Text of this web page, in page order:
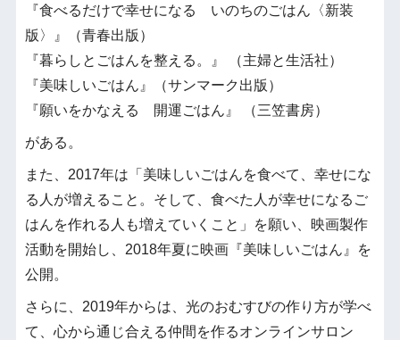
『食べるだけで幸せになる いのちのごはん〈新装
版〉』（青春出版）
『暮らしとごはんを整える。』 （主婦と生活社）
『美味しいごはん』（サンマーク出版）
『願いをかなえる 開運ごはん』 （三笠書房）
がある。
また、2017年は「美味しいごはんを食べて、幸せにな
る人が増えること。そして、食べた人が幸せになるご
はんを作れる人も増えていくこと」を願い、映画製作
活動を開始し、2018年夏に映画『美味しいごはん』を
公開。
さらに、2019年からは、光のおむすびの作り方が学べ
て、心から通じ合える仲間を作るオンラインサロン